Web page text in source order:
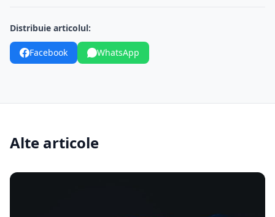
Distribuie articolul:
Facebook WhatsApp
Alte articole